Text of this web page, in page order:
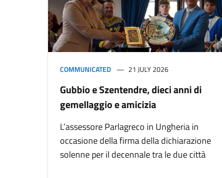
COMMUNICATED 21 JULY 2026
Gubbio e Szentendre, dieci anni di
gemellaggio e amicizia
L’assessore Parlagreco in Ungheria in
occasione della firma della dichiarazione
solenne per il decennale tra le due città